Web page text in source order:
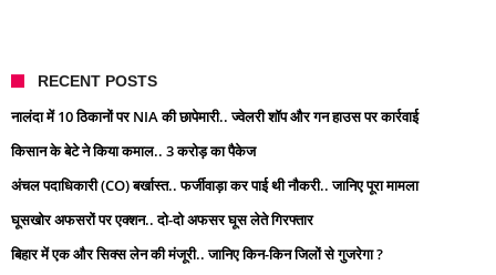
RECENT POSTS
नालंदा में 10 ठिकानों पर NIA की छापेमारी.. ज्वेलरी शॉप और गन हाउस पर कार्रवाई
किसान के बेटे ने किया कमाल.. 3 करोड़ का पैकेज
अंचल पदाधिकारी (CO) बर्खास्त.. फर्जीवाड़ा कर पाई थी नौकरी.. जानिए पूरा मामला
घूसखोर अफसरों पर एक्शन.. दो-दो अफसर घूस लेते गिरफ्तार
बिहार में एक और सिक्स लेन की मंजूरी.. जानिए किन-किन जिलों से गुजरेगा ?